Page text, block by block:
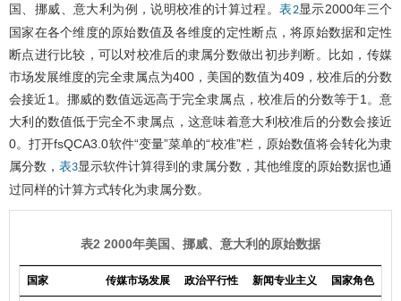
国、挪威、意大利为例，说明校准的计算过程。表2显示2000年三个
国家在各个维度的原始数值及各维度的定性断点，将原始数据和定性
断点进行比较，可以对校准后的隶属分数做出初步判断。比如，传媒
市场发展维度的完全隶属点为400，美国的数值为409，校准后的分数
会接近1。挪威的数值远远高于完全隶属点，校准后的分数等于1。意
大利的数值低于完全不隶属点，这意味着意大利校准后的分数会接近
0。打开fsQCA3.0软件“变量”菜单的“校准”栏，原始数值将会转化为隶
属分数，表3显示软件计算得到的隶属分数，其他维度的原始数据也通
过同样的计算方式转化为隶属分数。
表2 2000年美国、挪威、意大利的原始数据
国家 传媒市场发展 政治平行性 新闻专业主义 国家角色